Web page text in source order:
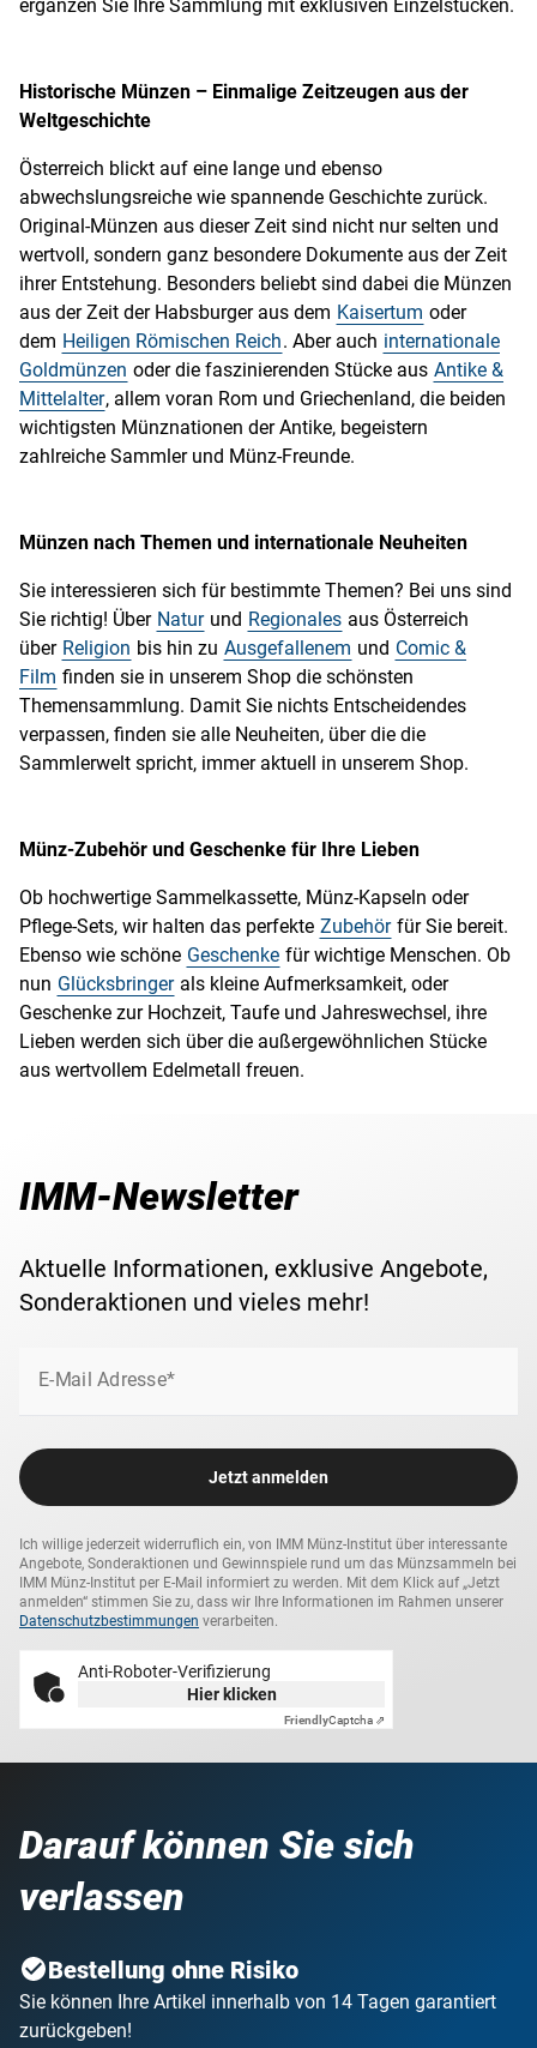
ergänzen Sie Ihre Sammlung mit exklusiven Einzelstücken.
Historische Münzen – Einmalige Zeitzeugen aus der
Weltgeschichte
Österreich blickt auf eine lange und ebenso
abwechslungsreiche wie spannende Geschichte zurück.
Original-Münzen aus dieser Zeit sind nicht nur selten und
wertvoll, sondern ganz besondere Dokumente aus der Zeit
ihrer Entstehung. Besonders beliebt sind dabei die Münzen
aus der Zeit der Habsburger aus dem Kaisertum oder
dem Heiligen Römischen Reich. Aber auch internationale
Goldmünzen oder die faszinierenden Stücke aus Antike &
Mittelalter, allem voran Rom und Griechenland, die beiden
wichtigsten Münznationen der Antike, begeistern
zahlreiche Sammler und Münz-Freunde.
Münzen nach Themen und internationale Neuheiten
Sie interessieren sich für bestimmte Themen? Bei uns sind
Sie richtig! Über Natur und Regionales aus Österreich
über Religion bis hin zu Ausgefallenem und Comic &
Film finden sie in unserem Shop die schönsten
Themensammlung. Damit Sie nichts Entscheidendes
verpassen, finden sie alle Neuheiten, über die die
Sammlerwelt spricht, immer aktuell in unserem Shop.
Münz-Zubehör und Geschenke für Ihre Lieben
Ob hochwertige Sammelkassette, Münz-Kapseln oder
Pflege-Sets, wir halten das perfekte Zubehör für Sie bereit.
Ebenso wie schöne Geschenke für wichtige Menschen. Ob
nun Glücksbringer als kleine Aufmerksamkeit, oder
Geschenke zur Hochzeit, Taufe und Jahreswechsel, ihre
Lieben werden sich über die außergewöhnlichen Stücke
aus wertvollem Edelmetall freuen.
IMM-Newsletter
Aktuelle Informationen, exklusive Angebote,
Sonderaktionen und vieles mehr!
E-Mail Adresse*
Jetzt anmelden
Ich willige jederzeit widerruflich ein, von IMM Münz-Institut über interessante
Angebote, Sonderaktionen und Gewinnspiele rund um das Münzsammeln bei
IMM Münz-Institut per E-Mail informiert zu werden. Mit dem Klick auf „Jetzt
anmelden“ stimmen Sie zu, dass wir Ihre Informationen im Rahmen unserer
Datenschutzbestimmungen verarbeiten.
Anti-Roboter-Verifizierung
Hier klicken
FriendlyCaptcha ⇗
Darauf können Sie sich
verlassen
Bestellung ohne Risiko
Sie können Ihre Artikel innerhalb von 14 Tagen garantiert
zurückgeben!